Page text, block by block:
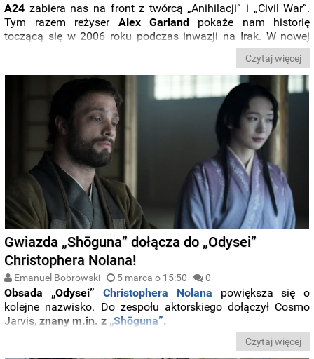
A24 zabiera nas na front z twórcą „Anihilacji” i „Civil War”.
Tym razem reżyser Alex Garlandpokaże nam historię
toczącą się w 2006 roku podczas inwazji na Irak. W nowej
zobaczycie, jak o produkcji mówią jej
Czytaj więcej
Gwiazda „Shōguna” dołącza do „Odysei”
Christophera Nolana!
Emanuel Bobrowski 5 marca o 15:50 0
Obsada „Odysei” Christophera Nolana powiększa się o
kolejne nazwisko. Do zespołu aktorskiego dołączył Cosmo
Jarvis,znany m.in. z „Shōguna”.
Czytaj więcej